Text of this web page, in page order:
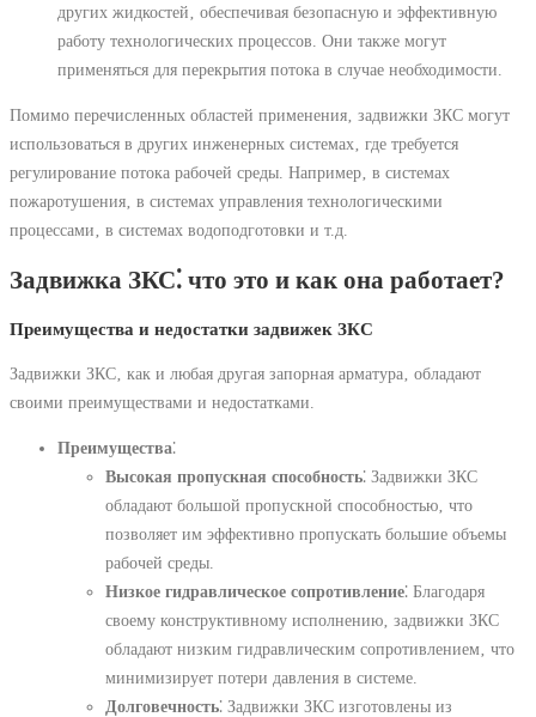
других жидкостей‚ обеспечивая безопасную и эффективную
работу технологических процессов. Они также могут
применяться для перекрытия потока в случае необходимости.
Помимо перечисленных областей применения‚ задвижки ЗКС могут
использоваться в других инженерных системах‚ где требуется
регулирование потока рабочей среды. Например‚ в системах
пожаротушения‚ в системах управления технологическими
процессами‚ в системах водоподготовки и т.д.
Задвижка ЗКС⁚ что это и как она работает?
Преимущества и недостатки задвижек ЗКС
Задвижки ЗКС‚ как и любая другая запорная арматура‚ обладают
своими преимуществами и недостатками.
Преимущества⁚
Высокая пропускная способность⁚ Задвижки ЗКС
обладают большой пропускной способностью‚ что
позволяет им эффективно пропускать большие объемы
рабочей среды.
Низкое гидравлическое сопротивление⁚ Благодаря
своему конструктивному исполнению‚ задвижки ЗКС
обладают низким гидравлическим сопротивлением‚ что
минимизирует потери давления в системе.
Долговечность⁚ Задвижки ЗКС изготовлены из